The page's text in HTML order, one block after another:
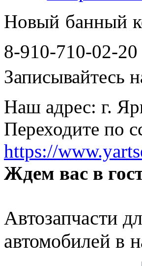
Новый банный
8-910-710-02-20
Записывайтесь
Наш адрес: г.
Переходите по
https://
Ждем вас в
Автозапчасти
автомобилей в